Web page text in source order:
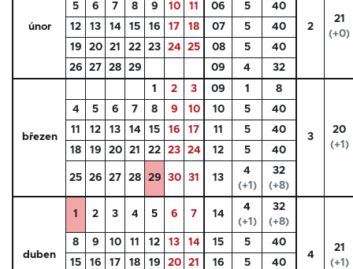
únor 2
21
(+0)
5 6 7 8 9 10 11 06 5
40
12
13 14 15 16 17 18 07 5
40
19
20 21 22 23 24 25 08 5
40
26
27 28 29 09 4 32
březen
1 2 3 09 1 8
3
20
(+1)
4 5 6 7 8 9 10 10 5
40
11
12 13 14 15 16 17 11 5
40
18
19 20 21 22 23 24 12 5 40
25 26 27 28 29 30 31 13
4
(+1)
32
(+8)
duben
1 2 3 4 5 6 7 14
4
(+1)
32
(+8)
4
21
(+1)
8 9 10 11 12 13 14 15 5
40
15
16 17 18 19 20 21 16 5
40